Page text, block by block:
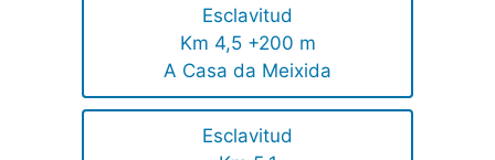
Esclavitud
Km 4,5 +200 m
A Casa da Meixida
Esclavitud